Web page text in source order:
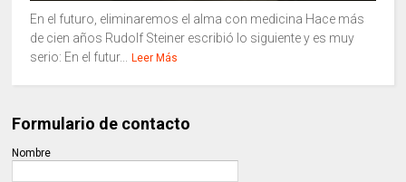
En el futuro, eliminaremos el alma con medicina Hace más
de cien años Rudolf Steiner escribió lo siguiente y es muy
serio: En el futur...
Leer Más
Formulario de contacto
Nombre